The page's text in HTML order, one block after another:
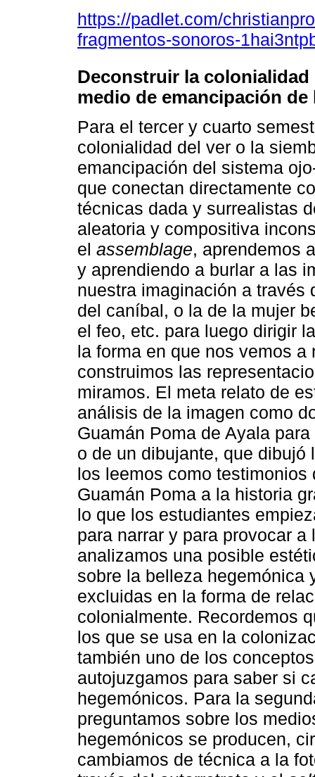
https://padlet.com/
fragmentos-sonoros-
Deconstruir la
medio de emancipación de
Para el tercer y cuarto
colonialidad del ver o la
emancipación del sistema
que conectan directamente
técnicas dada y surrealistas
aleatoria y compositiva
el assemblage, aprendemos
y aprendiendo a burlar a las
nuestra imaginación a través
del caníbal, o la de la mujer
el feo, etc. para luego dirigir
la forma en que nos vemos
construimos las
miramos. El meta relato de
análisis de la imagen como
Guamán Poma de Ayala
o de un dibujante, que
los leemos como
Guamán Poma a la historia
lo que los estudiantes
para narrar y para provocar
analizamos una posible
sobre la belleza hegemónica
excluidas en la forma de
colonialmente. Recordemos
los que se usa en la
también uno de los
autojuzgamos para saber si
hegemónicos. Para la
preguntamos sobre los
hegemónicos se producen,
cambiamos de técnica a la